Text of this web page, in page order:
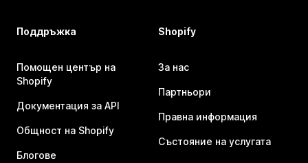
Поддръжка
Помощен център на
Shopify
Документация за API
Общност на Shopify
Блогове
Shopify
За нас
Партньори
Правна информация
Състояние на услугата